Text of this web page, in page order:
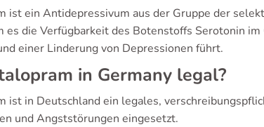
ist ein Antidepressivum aus der Gruppe der
es die Verfügbarkeit des Botenstoffs Serotonin
einer Linderung von Depressionen führt.
in Germany legal?
ist in Deutschland ein legales,
und Angststörungen eingesetzt.